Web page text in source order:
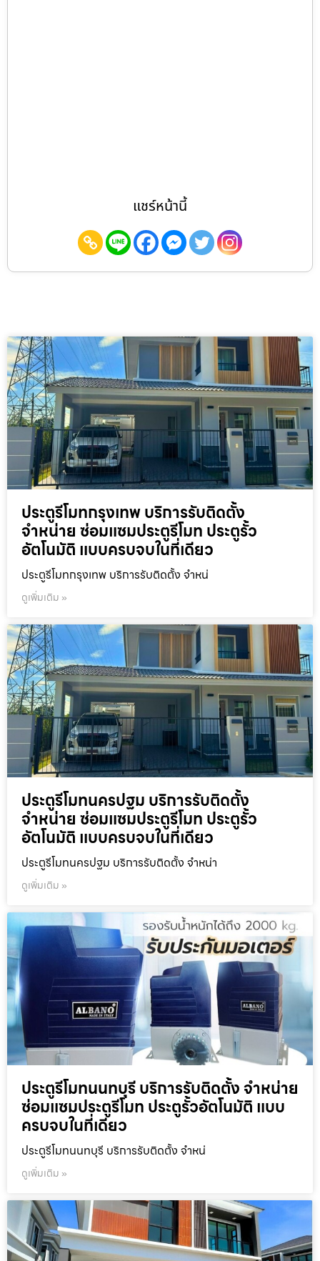
แชร์หน้านี้
ประตูรีโมทกรุงเทพ บริการรับติดตั้ง
จำหน่าย ซ่อมแซมประตูรีโมท ประตูรั้ว
อัตโนมัติ แบบครบจบในที่เดียว
ประตูรีโมทกรุงเทพ บริการรับติดตั้ง จำหน่
ดูเพิ่มเติม »
ประตูรีโมทนครปฐม บริการรับติดตั้ง
จำหน่าย ซ่อมแซมประตูรีโมท ประตูรั้ว
อัตโนมัติ แบบครบจบในที่เดียว
ประตูรีโมทนครปฐม บริการรับติดตั้ง จำหน่า
ดูเพิ่มเติม »
ประตูรีโมทนนทบุรี บริการรับติดตั้ง จำหน่าย
ซ่อมแซมประตูรีโมท ประตูรั้วอัตโนมัติ แบบ
ครบจบในที่เดียว
ประตูรีโมทนนทบุรี บริการรับติดตั้ง จำหน่
ดูเพิ่มเติม »